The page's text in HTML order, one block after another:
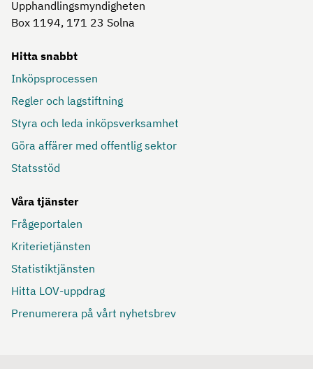
Upphandlingsmyndigheten
Box 1194, 171 23 Solna
Hitta snabbt
Inköpsprocessen
Regler och lagstiftning
Styra och leda inköpsverksamhet
Göra affärer med offentlig sektor
Statsstöd
Våra tjänster
Frågeportalen
Kriterietjänsten
Statistiktjänsten
Hitta LOV-uppdrag
Prenumerera på vårt nyhetsbrev